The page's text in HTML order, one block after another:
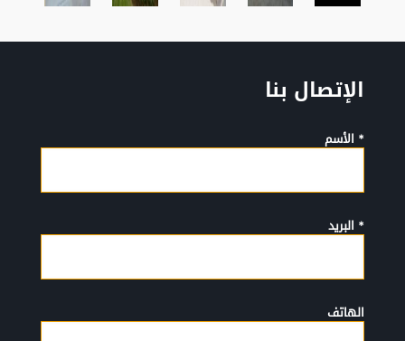
الإتصال بنا
* الأسم
* البريد
الهاتف